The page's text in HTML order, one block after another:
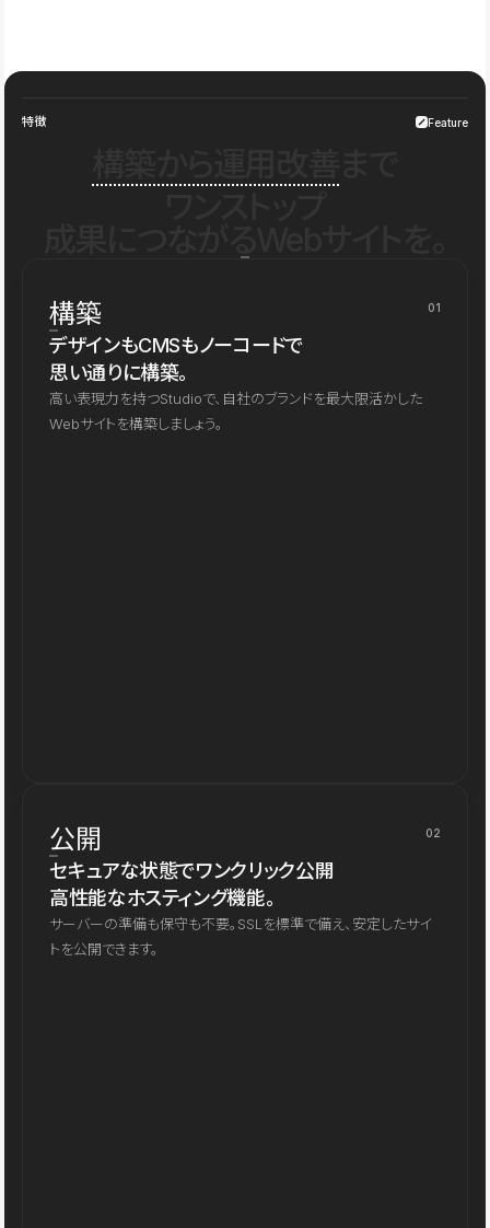
特徴 Feature
構築 01
デザインもCMSもノーコードで
思い通りに構築。
高い表現力を持つStudioで、自社のブランドを最大限活かした
Webサイトを構築しましょう。
公開 02
セキュアな状態でワンクリック公開
高性能なホスティング機能。
サーバーの準備も保守も不要。SSLを標準で備え、安定したサイ
トを公開できます。